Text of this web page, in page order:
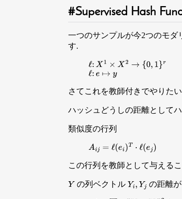
Supervised Hash
一つのサンプルが今2つのモ
す.
ℓ: X1× X 2→{0,1 }r
ℓ: e↦y
さてこれを教師付きでやりた
ハッシュどうしの距離として
類似度の行列
Aij=ℓ( ei)T⋅ℓ( ej )
この行列を教師として与える
Y の列ベクトルYi,Yj の距離が